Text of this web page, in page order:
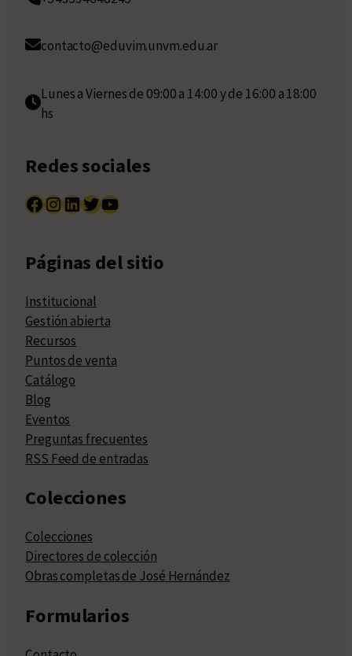
contacto@eduvim.unvm.edu.ar
Lunes a Viernes de 09:00 a 14:00 y de 16:00 a 18:00
hs
Redes sociales
Facebook InstagramLinkedIn Twitter YouTube
Páginas del sitio
Institucional
Gestión abierta
Recursos
Puntos de venta
Catálogo
Blog
Eventos
Preguntas frecuentes
RSS Feed de entradas
Colecciones
Colecciones
Directores de colección
Obras completas de José Hernández
Formularios